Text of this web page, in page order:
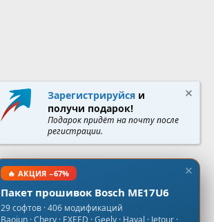
Зарегистрируйся и
получи подарок!
Подарок придёт на почту после
регистрации.
🔥 АКЦИЯ −67%
Пакет прошивок Bosch ME17U6
29 софтов · 406 модификаций
Baojun · Chery · EXEED · Geely · Haval · Jetour ·